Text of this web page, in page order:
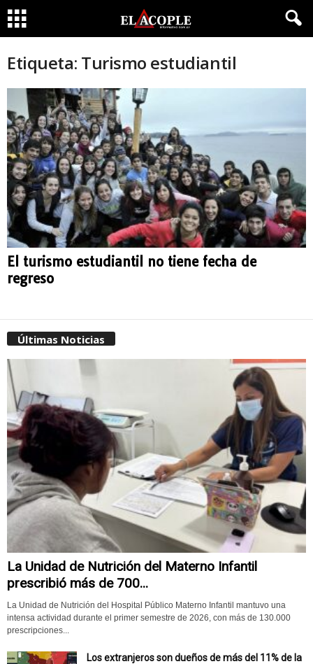
Etiqueta: Turismo estudiantil
El turismo estudiantil no tiene fecha de
regreso
Últimas Noticias
La Unidad de Nutrición del Materno Infantil
prescribió más de 700...
La Unidad de Nutrición del Hospital Público Materno Infantil mantuvo una
intensa actividad durante el primer semestre de 2026, con más de 130.000
prescripciones...
Los extranjeros son dueños de más del 11% de la